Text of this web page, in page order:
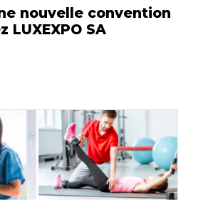
nouvelle convention
LUXEXPO SA